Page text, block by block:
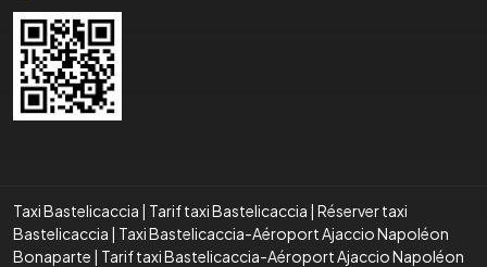
Taxi Bastelicaccia | Tarif taxi Bastelicaccia | Réserver taxi
Bastelicaccia | Taxi Bastelicaccia-Aéroport Ajaccio Napoléon
Bonaparte | Tarif taxi Bastelicaccia-Aéroport Ajaccio Napoléon